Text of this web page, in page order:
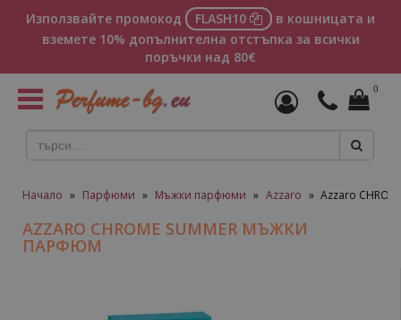
Използвайте промокод FLASH10
в кошницата и
вземете 10% допълнителна отстъпка за всички
поръчки над 80€
Toggle
navigation
0
Начало » Парфюми » Мъжки парфюми » Azzaro » Azzaro
AZZARO CHROME SUMMER МЪЖКИ
ПАРФЮМ